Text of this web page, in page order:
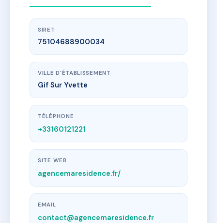
SIRET
75104688900034
VILLE D'ÉTABLISSEMENT
Gif Sur Yvette
TÉLÉPHONE
+33160121221
SITE WEB
agencemaresidence.fr/
EMAIL
contact@agencemaresidence.fr